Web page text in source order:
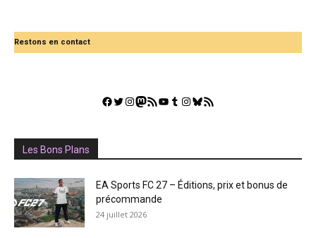
Restons en contact
Facebook
Twitter
Instagram
Mastodon
Flux RSSYouTube
Tumblr
Instagram
Bluesky
GestGame
Les Bons Plans
EA Sports FC 27 – Éditions, prix et bonus de
précommande
24 juillet 2026